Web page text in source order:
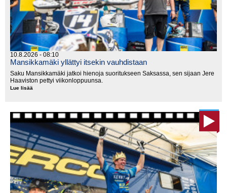
10.8.2026 - 08:10
Mansikkamäki yllättyi itsekin vauhdistaan
Saku Mansikkamäki jatkoi hienoja suoritukseen Saksassa, sen sijaan Jere
Haaviston pettyi viikonloppuunsa.
Lue lisää